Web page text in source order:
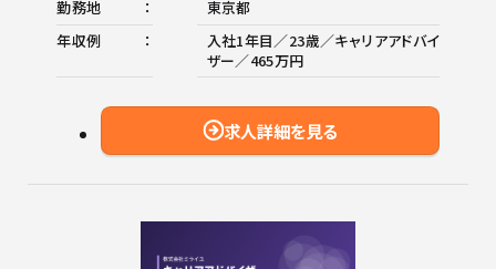
勤務地
東京都
年収例
入社1年目／23歳／キャリアアドバイ
ザー／465万円
求人詳細を見る